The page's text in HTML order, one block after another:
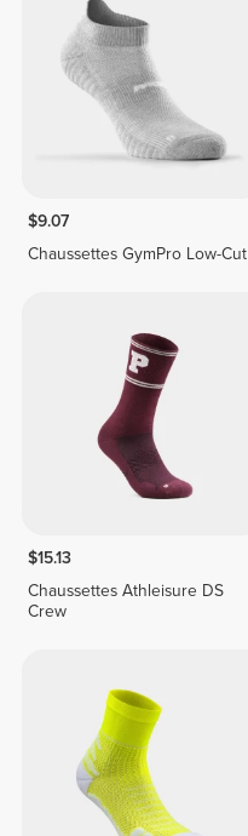
$9.07
Chaussettes GymPro Low-Cut
$15.13
Chaussettes Athleisure DS
Crew